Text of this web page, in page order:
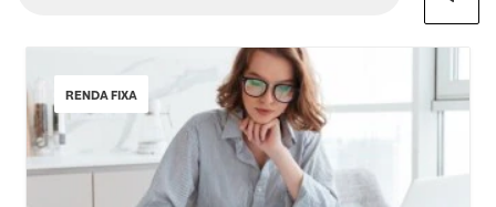
RENDA FIXA